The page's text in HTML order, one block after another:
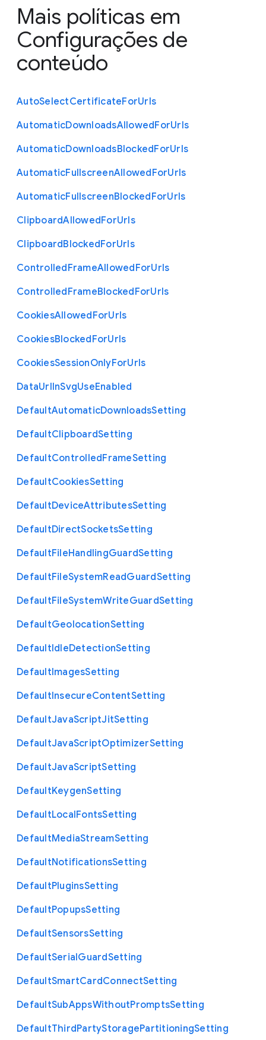
Mais políticas em
Configurações de
conteúdo
AutoSelectCertificateForUrls
AutomaticDownloadsAllowedForUrls
AutomaticDownloadsBlockedForUrls
AutomaticFullscreenAllowedForUrls
AutomaticFullscreenBlockedForUrls
ClipboardAllowedForUrls
ClipboardBlockedForUrls
ControlledFrameAllowedForUrls
ControlledFrameBlockedForUrls
CookiesAllowedForUrls
CookiesBlockedForUrls
CookiesSessionOnlyForUrls
DataUrlInSvgUseEnabled
DefaultAutomaticDownloadsSetting
DefaultClipboardSetting
DefaultControlledFrameSetting
DefaultCookiesSetting
DefaultDeviceAttributesSetting
DefaultDirectSocketsSetting
DefaultFileHandlingGuardSetting
DefaultFileSystemReadGuardSetting
DefaultFileSystemWriteGuardSetting
DefaultGeolocationSetting
DefaultIdleDetectionSetting
DefaultImagesSetting
DefaultInsecureContentSetting
DefaultJavaScriptJitSetting
DefaultJavaScriptOptimizerSetting
DefaultJavaScriptSetting
DefaultKeygenSetting
DefaultLocalFontsSetting
DefaultMediaStreamSetting
DefaultNotificationsSetting
DefaultPluginsSetting
DefaultPopupsSetting
DefaultSensorsSetting
DefaultSerialGuardSetting
DefaultSmartCardConnectSetting
DefaultSubAppsWithoutPromptsSetting
DefaultThirdPartyStoragePartitioningSetting